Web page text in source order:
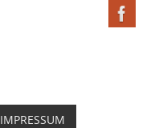
IMPRESSUM